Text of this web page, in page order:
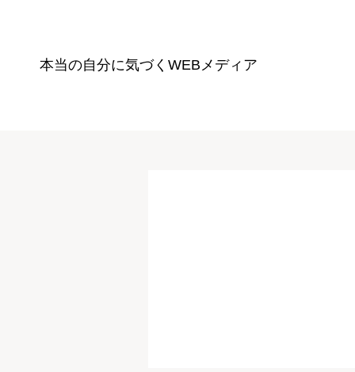
本当の自分に気づく WEBメディア